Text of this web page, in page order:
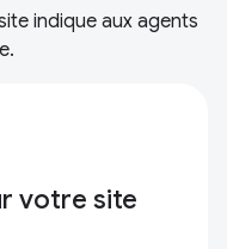
indique aux agents
votre site